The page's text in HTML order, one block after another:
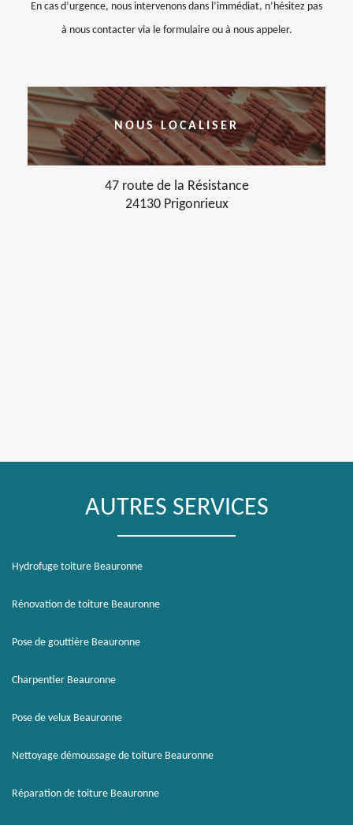
En cas d’urgence, nous intervenons dans l’immédiat, n’hésitez pas
à nous contacter via le formulaire ou à nous appeler.
NOUS LOCALISER
47 route de la Résistance
24130 Prigonrieux
AUTRES SERVICES
Hydrofuge toiture Beauronne
Rénovation de toiture Beauronne
Pose de gouttière Beauronne
Charpentier Beauronne
Pose de velux Beauronne
Nettoyage démoussage de toiture Beauronne
Réparation de toiture Beauronne